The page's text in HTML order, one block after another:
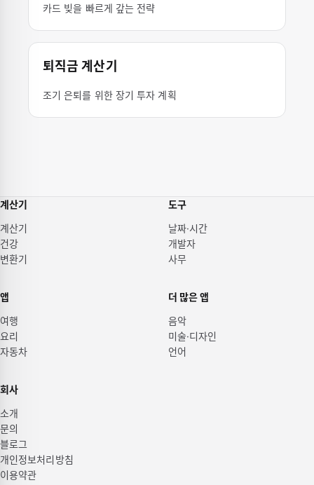
카드 빚을 빠르게 갚는 전략
퇴직금 계산기
조기 은퇴를 위한 장기 투자 계획
계산기
계산기
건강
변환기
도구
날짜·시간
개발자
사무
앱
여행
요리
자동차
더 많은 앱
음악
미술·디자인
언어
회사
소개
문의
블로그
개인정보처리방침
이용약관